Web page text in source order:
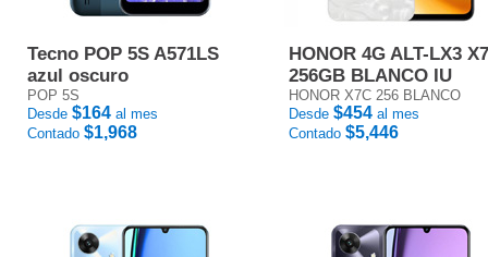
Tecno POP 5S A571LS
azul oscuro
POP 5S
Desde $164 al mes
Contado $1,968
HONOR 4G ALT-LX3
256GB BLANCO IU
HONOR X7C 256 BLANCO
Desde $454 al mes
Contado $5,446